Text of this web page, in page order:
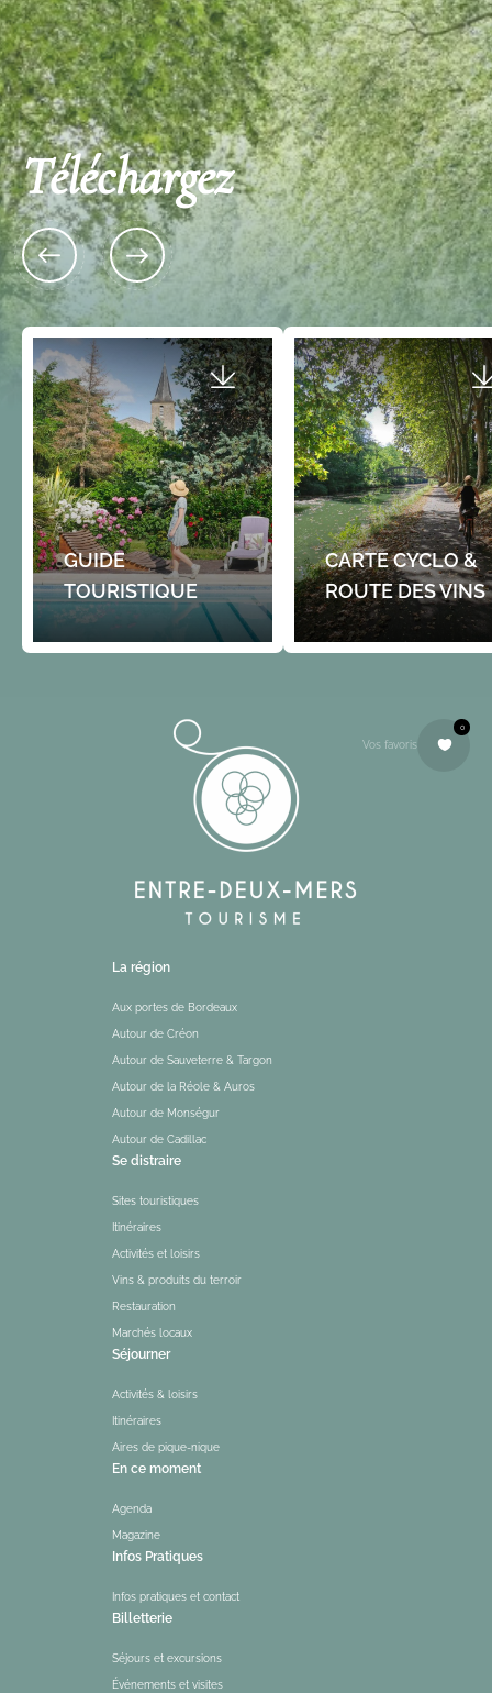
Téléchargez
GUIDE
TOURISTIQUE
CARTE CYCLO &
ROUTE DES VINS
Vos favoris
0
La région
Aux portes de Bordeaux
Autour de Créon
Autour de Sauveterre & Targon
Autour de la Réole & Auros
Autour de Monségur
Autour de Cadillac
Se distraire
Sites touristiques
Itinéraires
Activités et loisirs
Vins & produits du terroir
Restauration
Marchés locaux
Séjourner
Activités & loisirs
Itinéraires
Aires de pique-nique
En ce moment
Agenda
Magazine
Infos Pratiques
Infos pratiques et contact
Billetterie
Séjours et excursions
Événements et visites